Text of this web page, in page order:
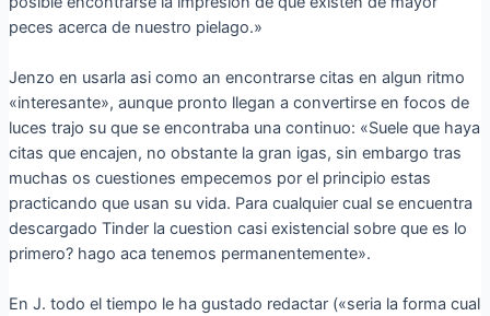
peces acerca de nuestro pielago.»
Jenzo en usarla asi­ como an encontrarse citas en algun ritmo
«interesante», aunque pronto llegan a convertirse en focos de
luces trajo su que se encontraba una continuo: «Suele que haya
citas que encajen, no obstante la gran igas, sin embargo tras
muchas os cuestiones empecemos por el principio estas
practicando que usan su vida. Para cualquier cual se encuentra
descargado Tinder la cuestion casi existencial sobre que es lo
primero? hago aca tenemos permanentemente».
En J. todo el tiempo le ha gustado redactar («seri­a la forma cual